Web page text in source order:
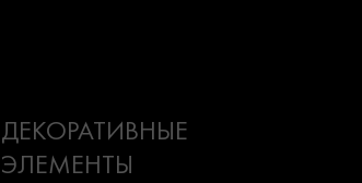
ДЕКОРАТИВНЫЕ
ЭЛЕМЕНТЫ